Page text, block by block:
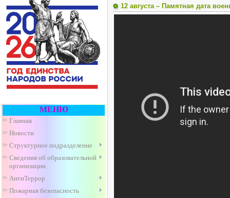
МЕНЮ
Главная
Новости
Структурное подразделение
Сведения об образовательной
организации
АнтиТеррор
Пожарная безопасность
12 августа – Памятная дата